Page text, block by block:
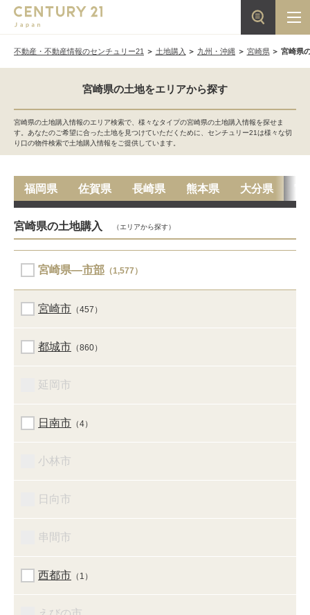
不動産・不動産情報のセンチュリー21 土地購入 九州・沖縄 宮崎県 宮崎県
宮崎県の土地をエリアから探す
宮崎県の土地購入情報のエリア検索で、様々なタイプの宮崎県の土地購入情報を探せま
す。あなたのご希望に合った土地を見つけていただくために、センチュリー21は様々な切
り口の物件検索で土地購入情報をご提供しています。
福岡県 佐賀県 長崎県 熊本県 大分県
宮崎県の土地購入 （エリアから探す）
宮崎県―市部 （1,577）
宮崎市 （457）
都城市 （860）
延岡市
日南市 （4）
小林市
日向市
串間市
西都市 （1）